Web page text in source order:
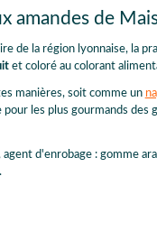
amandes de
de la région lyonnaise, la
et coloré au colorant
manières, soit comme un
les plus gourmands des
agent d'enrobage : gomme